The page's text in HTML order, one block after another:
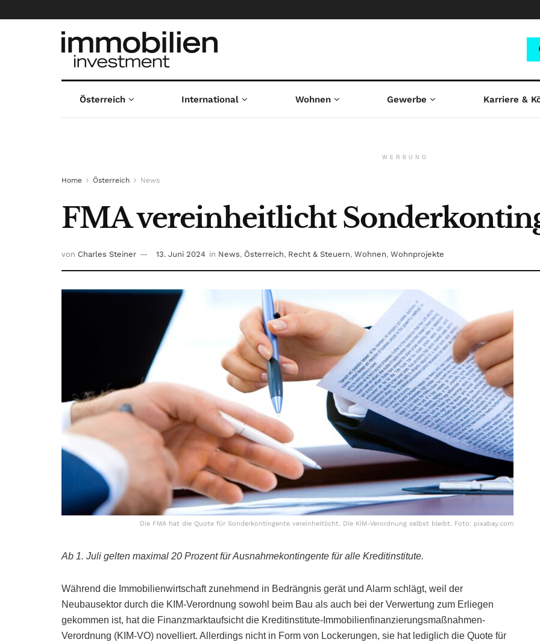
Österreich International Wohnen Gewerbe Karriere &
WERBUNG
Home Österreich News
FMA vereinheitlicht
von Charles Steiner 13. Juni 2024 in News, Österreich, Recht & Steuern, Wohnen, Wohnprojekte
Die FMA hat die Quote für Sonderkontingente vereinheitlicht. Die KIM-Verordnung selbst bleibt. Foto: pixabay.com
Ab 1. Juli gelten maximal 20 Prozent für Ausnahmekontingente für alle Kreditinstitute.
Während die Immobilienwirtschaft zunehmend in Bedrängnis gerät und Alarm schlägt, weil der
Neubausektor durch die KIM-Verordnung sowohl beim Bau als auch bei der Verwertung zum Erliegen
gekommen ist, hat die Finanzmarktaufsicht die Kreditinstitute-Immobilienfinanzierungsmaßnahmen-
Verordnung (KIM-VO) novelliert. Allerdings nicht in Form von Lockerungen, sie hat lediglich die Quote für